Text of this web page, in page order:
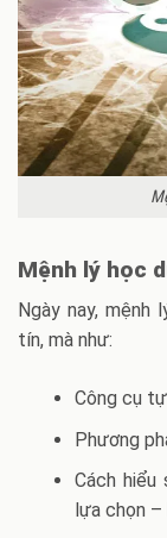
Mệnh lý học
Ngày nay, mệnh
tín, mà như:
Công cụ
Phương
Cách hiểu
lựa chọn